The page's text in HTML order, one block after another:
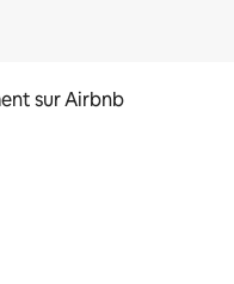
sur Airbnb